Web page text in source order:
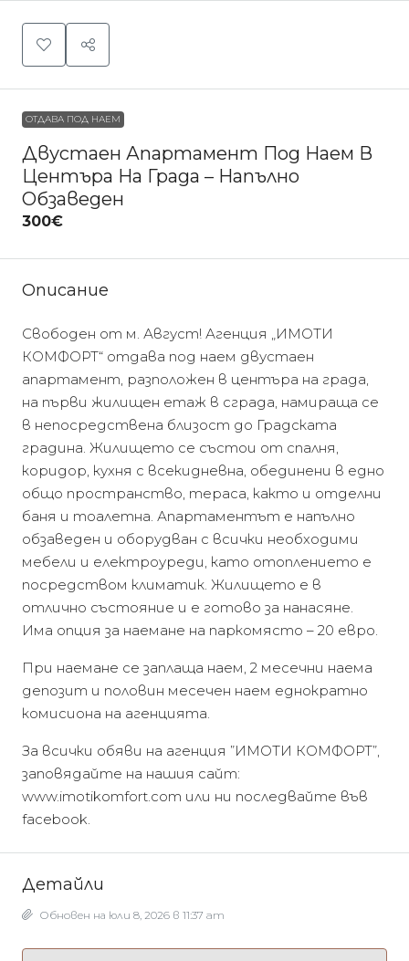
ОТДАВА ПОД НАЕМ
Двустаен Апартамент Под Наем В
Центъра На Града – Напълно
Обзаведен
300€
Описание
Свободен от м. Август! Агенция „ИМОТИ
КОМФОРТ“ отдава под наем двустаен
апартамент, разположен в центъра на града,
на първи жилищен етаж в сграда, намираща се
в непосредствена близост до Градската
градина. Жилището се състои от спалня,
коридор, кухня с всекидневна, обединени в едно
общо пространство, тераса, както и отделни
баня и тоалетна. Апартаментът е напълно
обзаведен и оборудван с всички необходими
мебели и електроуреди, като отоплението е
посредством климатик. Жилището е в
отлично състояние и е готово за нанасяне.
Има опция за наемане на паркомясто – 20 евро.
При наемане се заплаща наем, 2 месечни наема
депозит и половин месечен наем еднократно
комисиона на агенцията.
За всички обяви на агенция ”ИМОТИ КОМФОРТ”,
заповядайте на нашия сайт:
www.imotikomfort.com или ни последвайте във
facebook.
Детайли
Обновен на юли 8, 2026 в 11:37 am